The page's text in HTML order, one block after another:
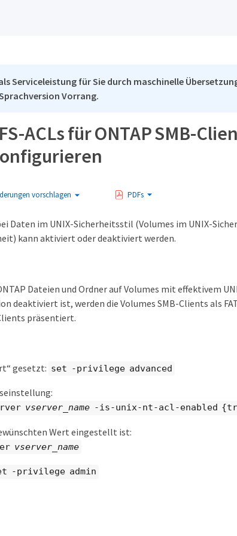
Serviceleistung für Sie durch maschinelle
Vorrang.
ACLs für ONTAP SMB-
vorschlagen PDFs
Daten im UNIX-Sicherheitsstil (Volumes im UNIX-
kann aktiviert oder deaktiviert werden.
Dateien und Ordner auf Volumes mit effektivem
deaktiviert ist, werden die Volumes SMB-Clients als
präsentiert.
gesetzt: set -privilege advanced
vserver_name-is-unix-nt-acl-enabled
Wert eingestellt ist:
vserver_name
-privilege admin